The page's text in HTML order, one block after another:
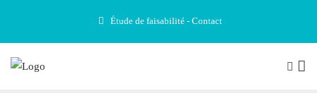
Étude de faisabilité - Contact